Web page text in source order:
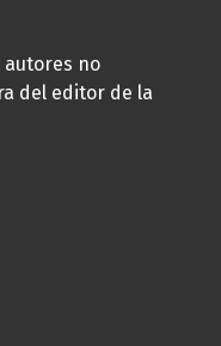
autores no
del editor de la